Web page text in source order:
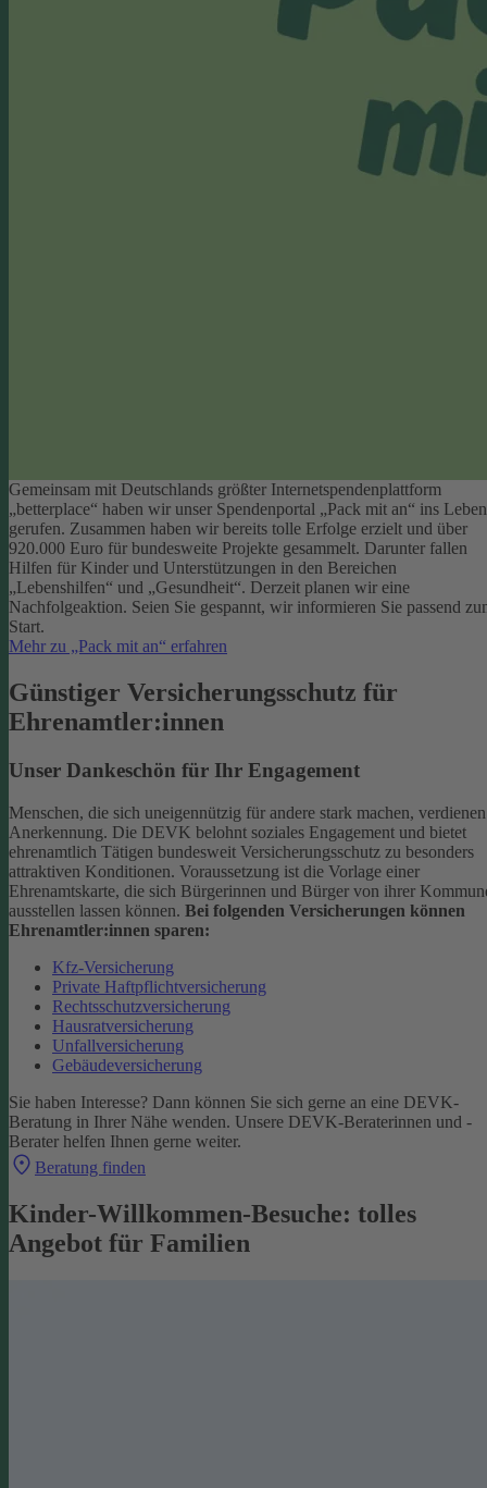
Gemeinsam mit Deutschlands größter Internetspendenplattform
„betterplace“ haben wir unser Spendenportal „Pack mit an“ ins Leben
gerufen. Zusammen haben wir bereits tolle Erfolge erzielt und über
920.000 Euro für bundesweite Projekte gesammelt. Darunter fallen
Hilfen für Kinder und Unterstützungen in den Bereichen
„Lebenshilfen“ und „Gesundheit“. Derzeit planen wir eine
Nachfolgeaktion. Seien Sie gespannt, wir informieren Sie passend
Start.
Mehr zu „Pack mit an“ erfahren
Günstiger Versicherungsschutz für
Ehrenamtler:innen
Unser Dankeschön für Ihr Engagement
Menschen, die sich uneigennützig für andere stark machen, verdienen
Anerkennung. Die DEVK belohnt soziales Engagement und bietet
ehrenamtlich Tätigen bundesweit Versicherungsschutz zu besonders
attraktiven Konditionen. Voraussetzung ist die Vorlage einer
Ehrenamtskarte, die sich Bürgerinnen und Bürger von ihrer
ausstellen lassen können. Bei folgenden Versicherungen können
Ehrenamtler:innen sparen:
Kfz-Versicherung
Private Haftpflichtversicherung
Rechtsschutzversicherung
Hausratversicherung
Unfallversicherung
Gebäudeversicherung
Sie haben Interesse? Dann können Sie sich gerne an eine DEVK-
Beratung in Ihrer Nähe wenden. Unsere DEVK-Beraterinnen und -
Berater helfen Ihnen gerne weiter.
Beratung finden
Kinder-Willkommen-Besuche: tolles
Angebot für Familien